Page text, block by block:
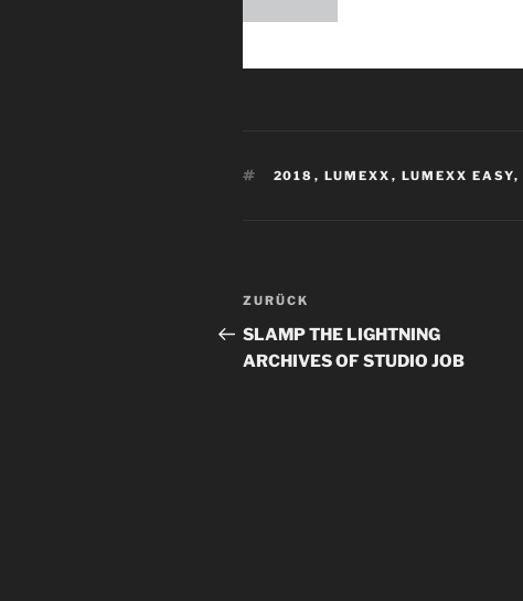
SCHLAGWÖRTER
2018 , LUMEXX , LUMEXX EASY,
Beitragsnavigation
Vorheriger
Beitrag
ZURÜCK
SLAMP THE LIGHTNING
ARCHIVES OF STUDIO JOB